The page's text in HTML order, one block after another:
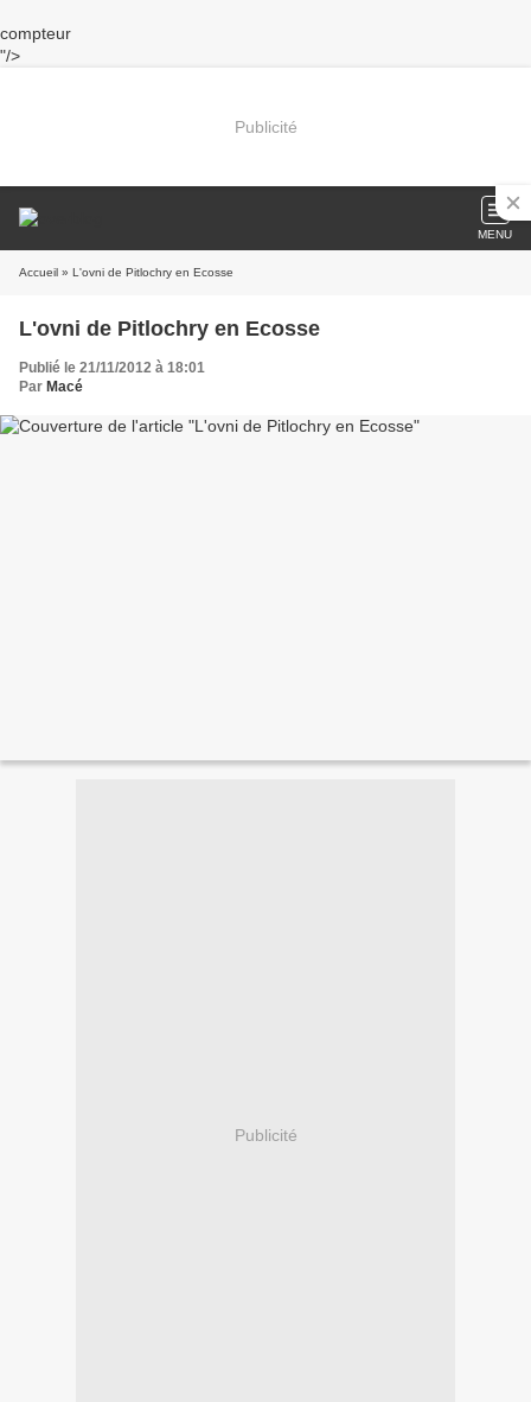
compteur
"/>
Publicité
MENU
Accueil » L'ovni de Pitlochry en Ecosse
L'ovni de Pitlochry en Ecosse
Publié le 21/11/2012 à 18:01
Par Macé
Publicité